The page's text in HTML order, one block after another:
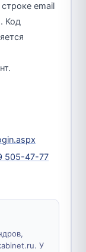
email
Код
505-47-77
У